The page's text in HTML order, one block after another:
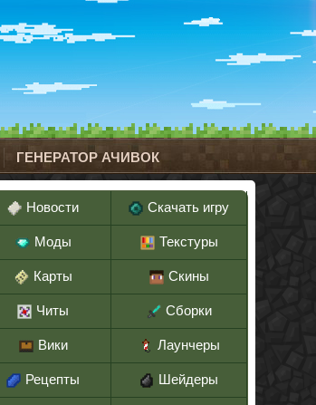
ГЕНЕРАТОР АЧИВОК
Новости Скачать игру
Моды Текстуры
Карты Скины
Читы Сборки
Вики Лаунчеры
Рецепты Шейдеры